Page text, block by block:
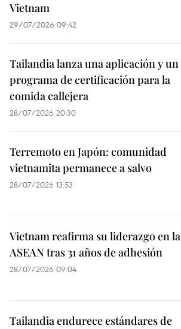
Vietnam
29/07/2026 09:42
Tailandia lanza una aplicación y un
programa de certificación para la
comida callejera
28/07/2026 20:30
Terremoto en Japón: comunidad
vietnamita permanece a salvo
28/07/2026 13:53
Vietnam reafirma su liderazgo en la
ASEAN tras 31 años de adhesión
28/07/2026 09:04
Tailandia endurece estándares de